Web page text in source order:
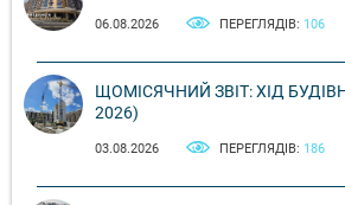
06.08.2026 ПЕРЕГЛЯДІВ: 106
ЩОМІСЯЧНИЙ ЗВІТ: ХІД
2026)
03.08.2026 ПЕРЕГЛЯДІВ: 186